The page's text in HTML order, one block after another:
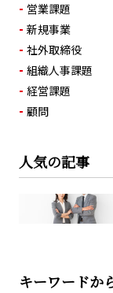
営業課題
新規事業
社外取締役
組織人事課題
経営課題
顧問
人気の記事
キーワードか